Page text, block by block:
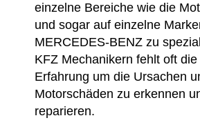
einzelne Bereiche wie die
und sogar auf einzelne
MERCEDES-BENZ zu
KFZ Mechanikern fehlt oft
Erfahrung um die Ursachen
Motorschäden zu erkennen
reparieren.